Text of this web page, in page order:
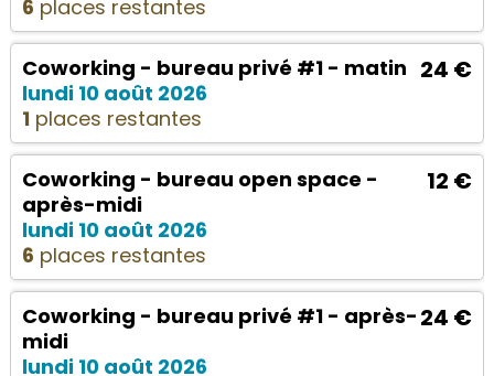
6 places restantes
24 €
Coworking - bureau privé #1 - matin
lundi 10 août 2026
1places restantes
12 €
Coworking - bureau open space -
après-midi
lundi 10 août 2026
6 places restantes
24 €
Coworking - bureau privé #1 - après-
midi
lundi 10 août 2026